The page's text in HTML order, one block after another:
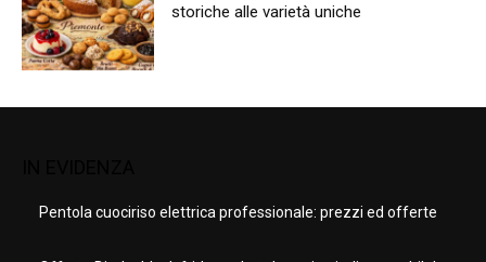
storiche alle varietà uniche
Pentola cuociriso elettrica professionale: prezzi ed offerte